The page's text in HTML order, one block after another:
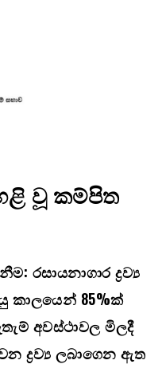
වූ කම්පිත
රසායනාගාර ද්‍රව්‍ය
කාලයෙන් 85%ක්
අවස්ථාවල මිලදී
ද්‍රව්‍ය ලබාගෙන ඇත